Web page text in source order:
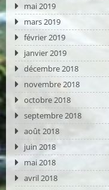
mai 2019
mars 2019
février 2019
janvier 2019
décembre 2018
novembre 2018
octobre 2018
septembre 2018
août 2018
juin 2018
mai 2018
avril 2018